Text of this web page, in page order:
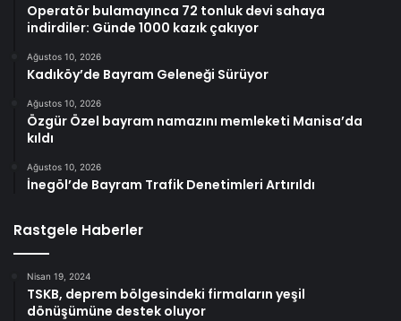
Operatör bulamayınca 72 tonluk devi sahaya
indirdiler: Günde 1000 kazık çakıyor
Ağustos 10, 2026
Kadıköy’de Bayram Geleneği Sürüyor
Ağustos 10, 2026
Özgür Özel bayram namazını memleketi Manisa’da
kıldı
Ağustos 10, 2026
İnegöl’de Bayram Trafik Denetimleri Artırıldı
Rastgele Haberler
Nisan 19, 2024
TSKB, deprem bölgesindeki firmaların yeşil
dönüşümüne destek oluyor